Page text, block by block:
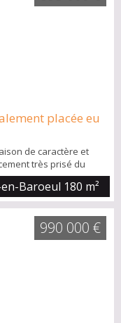
placée eu
de caractère et
très prisé du
coin repas, coin cosy
astucieux et sur
A l'étage vous
en 2, une belle
Baroeul 180 m²
990 000 €